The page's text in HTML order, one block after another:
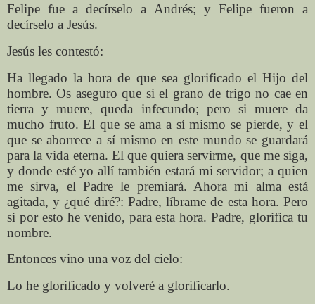
Felipe fue a decírselo a Andrés; y Felipe fueron a
decírselo a Jesús.
Jesús les contestó:
Ha llegado la hora de que sea glorificado el Hijo del
hombre. Os aseguro que si el grano de trigo no cae en
tierra y muere, queda infecundo; pero si muere da
mucho fruto. El que se ama a sí mismo se pierde, y el
que se aborrece a sí mismo en este mundo se guardará
para la vida eterna. El que quiera servirme, que me siga,
y donde esté yo allí también estará mi servidor; a quien
me sirva, el Padre le premiará. Ahora mi alma está
agitada, y ¿qué diré?: Padre, líbrame de esta hora. Pero
si por esto he venido, para esta hora. Padre, glorifica tu
nombre.
Entonces vino una voz del cielo:
Lo he glorificado y volveré a glorificarlo.